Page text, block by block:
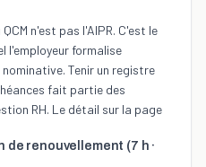
n'est pas l'AIPR. C'est le
l'employeur formalise
Tenir un registre
fait partie des
RH. Le détail sur la page
de renouvellement (7 h ·